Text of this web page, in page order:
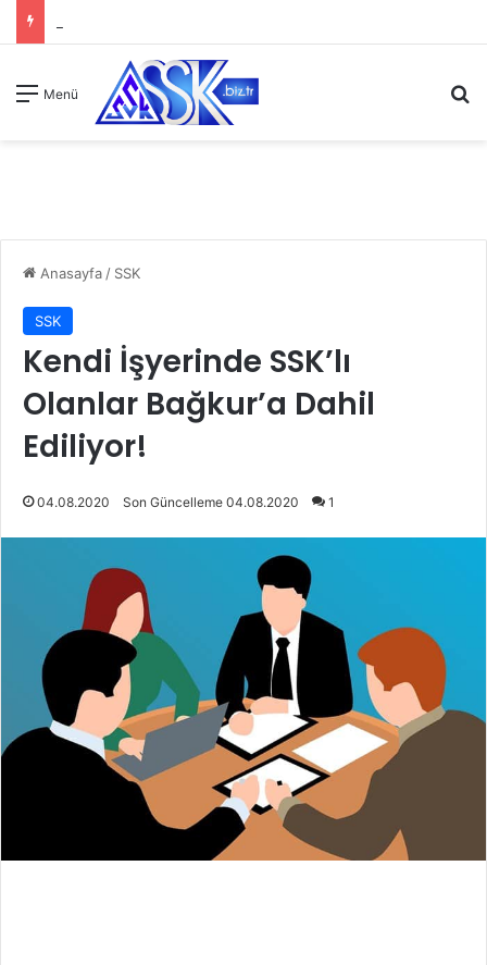
Menü
Anasayfa / SSK
SSK
Kendi İşyerinde SSK’lı
Olanlar Bağkur’a Dahil
Ediliyor!
04.08.2020 Son Güncelleme 04.08.2020 1